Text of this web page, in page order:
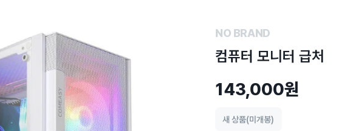
NO BRAND
컴퓨터 모니터 급처
143,000원
새 상품(미개봉)